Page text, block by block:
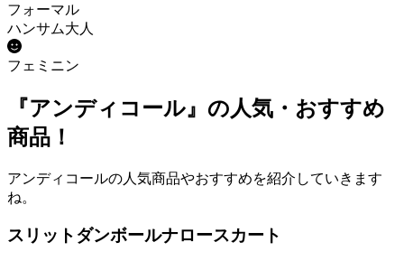
フォーマル
ハンサム大人
フェミニン
『アンディコール』の人気・おすすめ
商品！
アンディコールの人気商品やおすすめを紹介していきます
ね。
スリットダンボールナロースカート